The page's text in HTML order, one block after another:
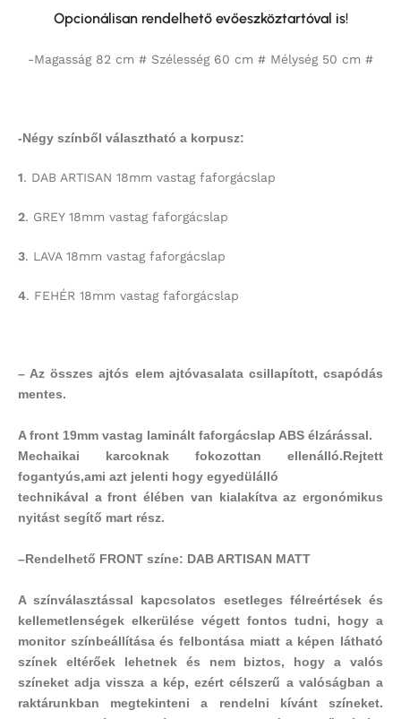
Opcionálisan rendelhető evőeszköztartóval is!
-Magasság 82 cm # Szélesség 60 cm # Mélység 50 cm #
-Négy színből választható a korpusz:
1. DAB ARTISAN 18mm vastag faforgácslap
2. GREY 18mm vastag faforgácslap
3. LAVA 18mm vastag faforgácslap
4. FEHÉR 18mm vastag faforgácslap
– Az összes ajtós elem ajtóvasalata csillapított, csapódás
mentes.
A front 19mm vastag laminált faforgácslap ABS élzárással.
Mechaikai karcoknak fokozottan ellenálló.Rejtett
fogantyús,ami azt jelenti hogy egyedülálló
technikával a front élében van kialakítva az ergonómikus
nyitást segítő mart rész.
–Rendelhető FRONT színe: DAB ARTISAN MATT
A színválasztással kapcsolatos esetleges félreértések és
kellemetlenségek elkerülése végett fontos tudni, hogy a
monitor színbeállítása és felbontása miatt a képen látható
színek eltérőek lehetnek és nem biztos, hogy a valós
színeket adja vissza a kép, ezért célszerű a valóságban a
raktárunkban megtekinteni a rendelni kívánt színeket.